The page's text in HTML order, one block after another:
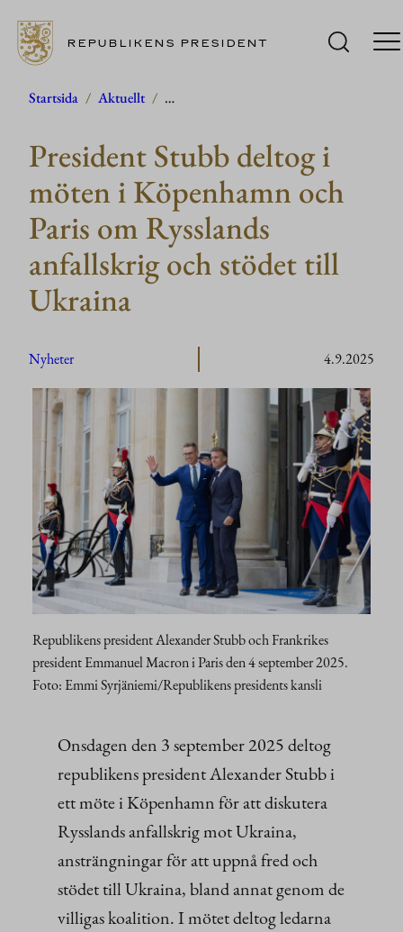
Hoppa
innehåll
REPUBLIKENS PRESIDENT
Startsida / Aktuellt / …
President Stubb deltog i
möten i Köpenhamn och
Paris om Rysslands
anfallskrig och stödet till
Ukraina
Nyheter 4.9.2025
Republikens president Alexander Stubb och Frankrikes
president Emmanuel Macron i Paris den 4 september 2025.
Foto: Emmi Syrjäniemi/Republikens presidents kansli
Onsdagen den 3 september 2025 deltog
republikens president Alexander Stubb i
ett möte i Köpenhamn för att diskutera
Rysslands anfallskrig mot Ukraina,
ansträngningar för att uppnå fred och
stödet till Ukraina, bland annat genom de
villigas koalition. I mötet deltog ledarna